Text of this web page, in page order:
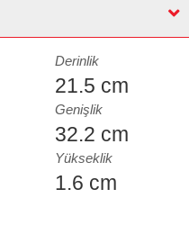
Derinlik
21.5 cm
Genişlik
32.2 cm
Yükseklik
1.6 cm